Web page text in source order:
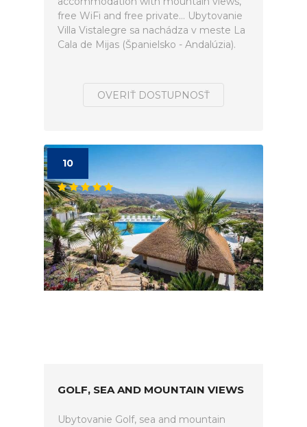
free WiFi and free private... Ubytovanie
Villa Vistalegre sa nachádza v meste La
Cala de Mijas (Španielsko - Andalúzia).
OVERIŤ DOSTUPNOSŤ
10
GOLF, SEA AND MOUNTAIN VIEWS
Ubytovanie Golf, sea and mountain